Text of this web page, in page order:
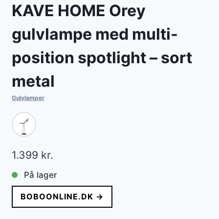
KAVE HOME Orey
gulvlampe med multi-
position spotlight – sort
metal
Gulvlamper
1.399 kr.
På lager
BOBOONLINE.DK →